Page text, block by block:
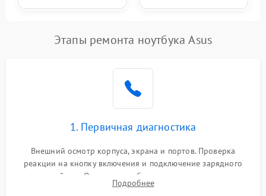
Этапы ремонта ноутбука Asus
1. Первичная диагностика
Внешний осмотр корпуса, экрана и портов. Проверка
реакции на кнопку включения и подключение зарядного
устройства. Оценка потребления тока с помощью
лабораторного блока питания для локализации проблемы.
Подробнее